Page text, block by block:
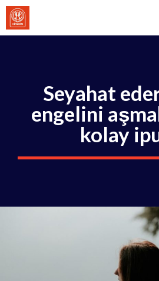
İçeriğe
atla
Seyahat
engelini
kolay